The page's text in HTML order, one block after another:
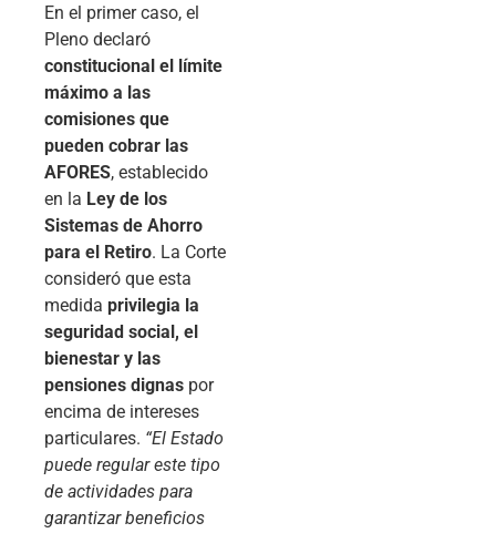
En el primer caso, el
Pleno declaró
constitucional el límite
máximo a las
comisiones que
pueden cobrar las
AFORES, establecido
en la Ley de los
Sistemas de Ahorro
para el Retiro. La Corte
consideró que esta
medida privilegia la
seguridad social, el
bienestar y las
pensiones dignas por
encima de intereses
particulares. “El Estado
puede regular este tipo
de actividades para
garantizar beneficios